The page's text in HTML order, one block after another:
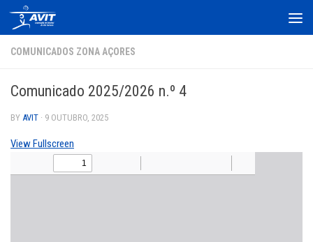
Skip to content
COMUNICADOS ZONA AÇORES
Comunicado 2025/2026 n.º 4
BY AVIT · 9 OUTUBRO, 2025
View Fullscreen